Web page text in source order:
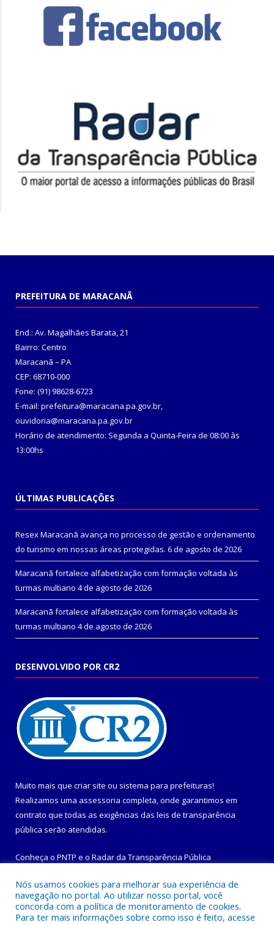
PREFEITURA DE MARACANÃ
End.: Av. Magalhães Barata, 21
Bairro: Centro
Maracanã – PA
CEP: 68710-000
Fone: (91) 98628-6723
E-mail: prefeitura@maracana.pa.gov.br,
ouvidoria@maracana.pa.gov.br
Horário de atendimento: Segunda a Quinta-Feira de 08:00 às
13:00hs
ÚLTIMAS PUBLICAÇÕES
Resex Maracanã avança no processo de gestão e ordenamento
do turismo em nossas áreas protegidas. 6 de agosto de 2026
Maracanã fortalece alfabetização com formação voltada às
turmas multiano 4 de agosto de 2026
Maracanã fortalece alfabetização com formação voltada às
turmas multiano 4 de agosto de 2026
DESENVOLVIDO POR CR2
Muito mais que criar site ou sistema para prefeituras!
Realizamos uma assessoria completa, onde garantimos em
contrato que todas as exigências das leis de transparência
pública serão atendidas.
Conheça o PNTP e o Radar da Transparência Pública
Todos os direitos reservados a Prefeitura Municipal de
Nós usamos cookies para melhorar sua experiência de
navegação no portal. Ao utilizar nosso portal, você
concorda com a política de monitoramento de cookies.
Para ter mais informações sobre como isso é feito, acesse